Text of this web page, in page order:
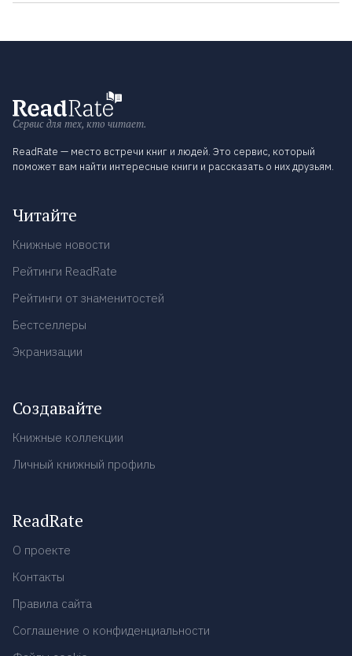
Сервис для тех, кто читает.
ReadRate — место встречи книг и людей. Это сервис, который
поможет вам найти интересные книги и рассказать о них друзьям.
Читайте
Книжные новости
Рейтинги ReadRate
Рейтинги от знаменитостей
Бестселлеры
Экранизации
Создавайте
Книжные коллекции
Личный книжный профиль
ReadRate
О проекте
Контакты
Правила сайта
Соглашение о конфиденциальности